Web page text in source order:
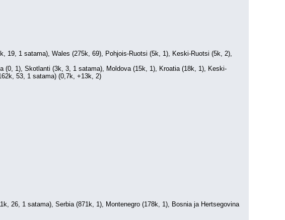
19, 1 satama), Wales (275k, 69), Pohjois-Ruotsi (5k, 1), Keski-Ruotsi (5k, 2),
(0, 1), Skotlanti (3k, 3, 1 satama), Moldova (15k, 1), Kroatia (18k, 1), Keski-
53, 1 satama) (0,7k, +13k, 2)
26, 1 satama), Serbia (871k, 1), Montenegro (178k, 1), Bosnia ja Hertsegovina